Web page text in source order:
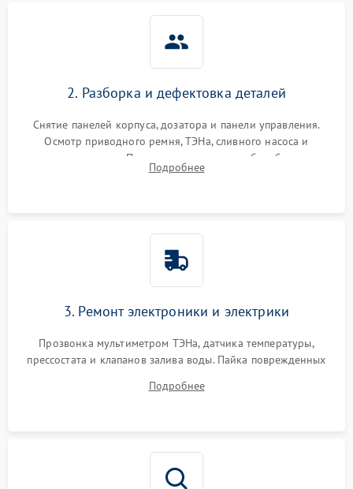
2. Разборка и дефектовка деталей
Снятие панелей корпуса, дозатора и панели управления.
Осмотр приводного ремня, ТЭНа, сливного насоса и
амортизаторов. Проверка подшипников барабана и
крестовины на износ, а манжеты люка на разрывы.
Подробнее
3. Ремонт электроники и электрики
Прозвонка мультиметром ТЭНа, датчика температуры,
прессостата и клапанов залива воды. Пайка поврежденных
Восстановление целостности проводки и контактов.
Подробнее